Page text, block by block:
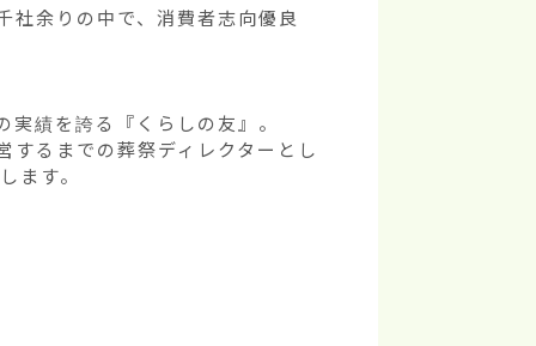
余りの中で、消費者志向優良
績を誇る『くらしの友』。
するまでの葬祭ディレクターとし
ます。